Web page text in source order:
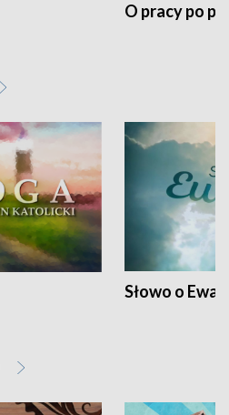
O pracy po
Słowo o